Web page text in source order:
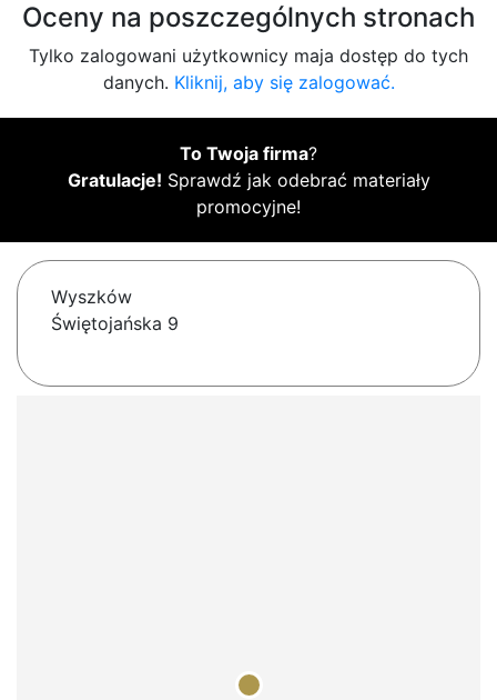
Oceny na poszczególnych stronach
Tylko zalogowani użytkownicy maja dostęp do tych
danych. Kliknij, aby się zalogować.
To Twoja firma?
Gratulacje! Sprawdź jak odebrać materiały
promocyjne!
Wyszków
Świętojańska 9